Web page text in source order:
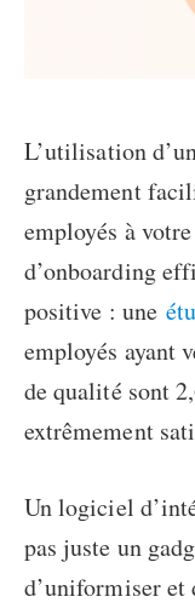
L’utilisation
grandement
employés à
d’onboarding
positive : une
employés ayant
de qualité sont
extrêmement
Unlogiciel
pas juste un
d’uniformiser et